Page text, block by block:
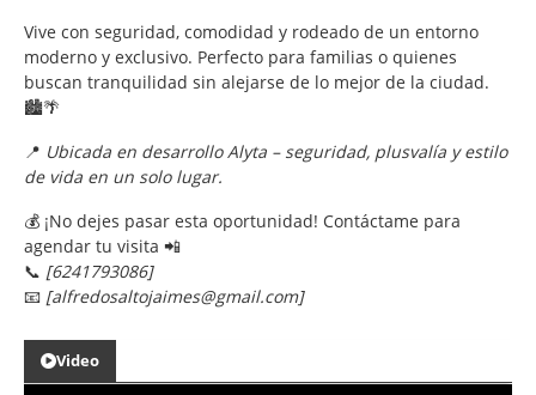
Vive con seguridad, comodidad y rodeado de un entorno
moderno y exclusivo. Perfecto para familias o quienes
buscan tranquilidad sin alejarse de lo mejor de la ciudad.
🏙️🌴
📍 Ubicada en desarrollo Alyta – seguridad, plusvalía y estilo
de vida en un solo lugar.
💰 ¡No dejes pasar esta oportunidad! Contáctame para
agendar tu visita 📲
📞 [6241793086]
📧 [alfredosaltojaimes@gmail.com]
Video